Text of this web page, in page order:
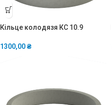
Кільце колодязя КС 10.9
1300,00₴